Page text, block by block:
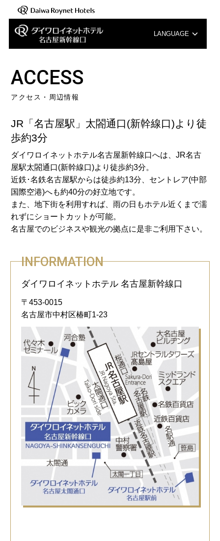
LANGUAGE
한국어
ACCESS
アクセス・周辺情報
JR「名古屋駅」太閤通口(新幹線口)より徒
歩約3分
ダイワロイネットホテル名古屋新幹線口へは、JR名古
屋駅太閤通口(新幹線口)より徒歩約3分。
近鉄･名鉄名古屋駅からは徒歩約13分、セントレア(中部
国際空港)へも約40分の好立地です。
また、地下街を利用すれば、雨の日もホテル近くまで濡
れずにショートカットが可能。
名古屋でのビジネスや観光の拠点に是非ご利用下さい。
INFORMATION
ダイワロイネットホテル 名古屋新幹線口
〒453-0015
名古屋市中村区椿町1-23